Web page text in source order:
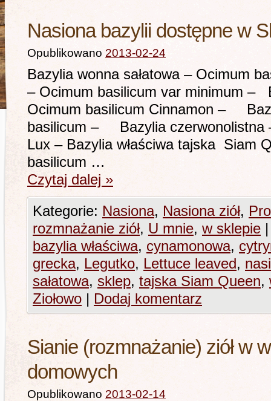
Nasiona bazylii dostępne w
Opublikowano 2013-02-24
Bazylia wonna sałatowa – Ocimum
– Ocimum basilicum var minimum –
Ocimum basilicum Cinnamon –
basilicum – Bazylia
Lux – Bazylia właściwa tajska Siam
basilicum …
Czytaj dalej »
Kategorie: Nasiona, Nasiona ziół,
rozmnażanie ziół, U mnie, w sklepie |
bazylia właściwa, cynamonowa,
grecka, Legutko, Lettuce leaved,
sałatowa, sklep, tajska Siam Queen,
Ziołowo | Dodaj komentarz
Sianie (rozmnażanie) ziół w
domowych
Opublikowano 2013-02-14